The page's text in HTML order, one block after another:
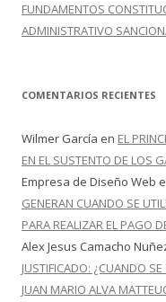
FUNDAMENTOS
ADMINISTRATIVO
COMENTARIOS RECIENTES
Wilmer García en EL
EN EL SUSTENTO DE LOS
Empresa de Diseño Web
GENERAN CUANDO SE
PARA REALIZAR EL PAGO
Alex Jesus Camacho
JUSTIFICADO: ¿CUANDO
JUAN MARIO ALVA